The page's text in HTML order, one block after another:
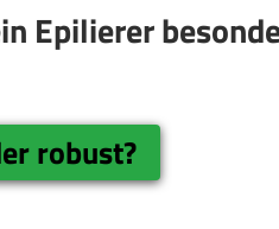
Epilierer
robust?